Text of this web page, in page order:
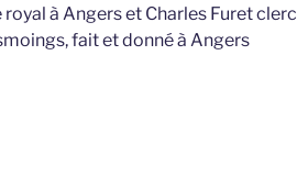
à Angers et Charles Furet clerc
fait et donné à Angers